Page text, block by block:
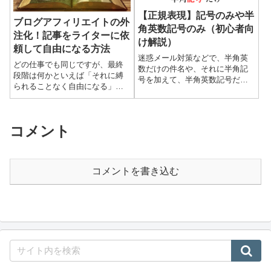
ブログアフィリエイトの外
注化！記事をライターに依
頼して自由になる方法
どの仕事でも同じですが、最終
段階は何かといえば「それに縛
られることなく自由になる」こ
と。実際の仕事でもツールや作
や他の人に仕事を任せたりする
【正規表現】記号のみや半
角英数記号のみ（初心者向
け解説）
迷惑メール対策などで、半角英
数だけの件名や、それに半角記
号を加えて、半角英数記号だけ
う場合に活躍するのが正規表
コメント
コメントを書き込む